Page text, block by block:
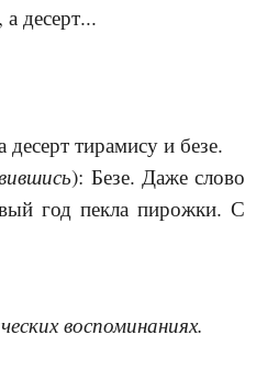
десерт...
десерт тирамису и безе.
): Безе. Даже слово
год пекла пирожки. С
воспоминаниях.